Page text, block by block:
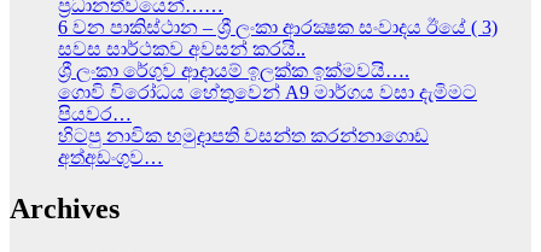
ප්‍රධානත්වයෙන්……
6 වන පාකිස්ථාන – ශ්‍රී ලංකා ආරක්‍ෂක සංවාදය ඊයේ ( 3)
සවස සාර්ථකව අවසන් කරයි..
ශ්‍රී ලංකා රේගුව ආදායම් ඉලක්ක ඉක්මවයි….
ගොවි විරෝධය හේතුවෙන් A9 මාර්ගය වසා දැමිමට
පියවර…
හිටපු නාවික හමුදාපති වසන්ත කරන්නාගොඩ
අත්අඩංගුව…
Archives